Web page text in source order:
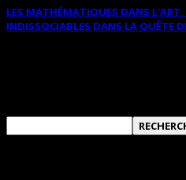
LES MATHÉMATIQUES DANS
INDISSOCIABLES DANS LA QUÊTE